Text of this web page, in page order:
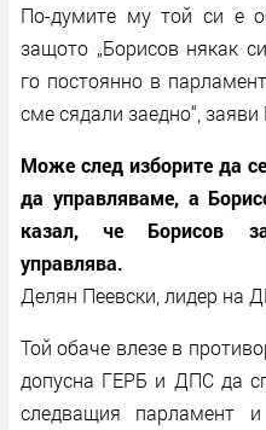
По-думите му той си е
защото „Борисов някак
го постоянно в
сме сядали заедно“, заяви
Може след изборите да
да управляваме, а
казал, че Борисов
управлява.
Делян Пеевски, лидер на
Той обаче влезе в
допусна ГЕРБ и ДПС да
следващия парламент